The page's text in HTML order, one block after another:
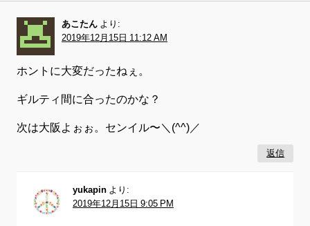
あこたん より:
2019年12月15日 11:12 AM
ホントに大変だったねぇ。
ギルティ間に合ったのかな？
次は大阪よぉぉ。センイル〜＼(^^)／
返信
yukapin より:
2019年12月15日 9:05 PM